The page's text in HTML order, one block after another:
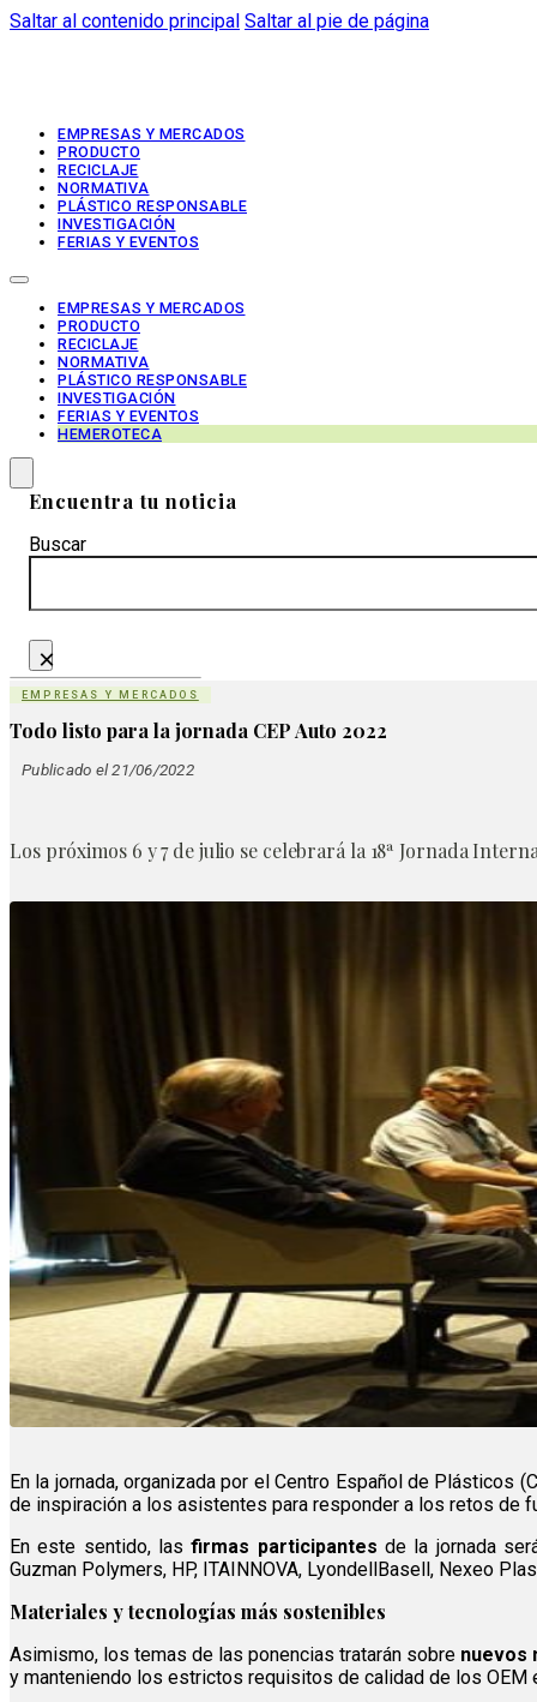
Saltar al contenido principal Saltar al pie de página
EMPRESAS Y MERCADOS
PRODUCTO
RECICLAJE
NORMATIVA
PLÁSTICO RESPONSABLE
INVESTIGACIÓN
FERIAS Y EVENTOS
EMPRESAS Y MERCADOS
PRODUCTO
RECICLAJE
NORMATIVA
PLÁSTICO RESPONSABLE
INVESTIGACIÓN
FERIAS Y EVENTOS
HEMEROTECA
Encuentra tu noticia
Buscar
×
EMPRESAS Y MERCADOS
Todo listo para la jornada CEP Auto 2022
Publicado el 21/06/2022
Los próximos 6 y 7 de julio se celebrará la 18ª Jornada
En la jornada, organizada por el Centro Español de Plásticos
de inspiración a los asistentes para responder a los retos de
En este sentido, lasfirmas participantes de la jornada
Guzman Polymers, HP, ITAINNOVA, LyondellBasell, Nexeo
Materiales y tecnologías más sostenibles
Asimismo, los temas de las ponencias tratarán sobre nuevos
y manteniendo los estrictos requisitos de calidad de los OEM